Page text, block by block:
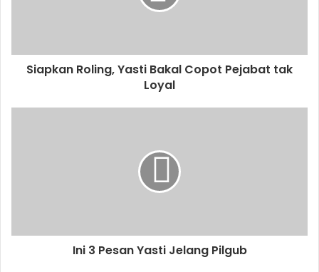
Siapkan Roling, Yasti Bakal Copot Pejabat tak
Loyal
Ini 3 Pesan Yasti Jelang Pilgub